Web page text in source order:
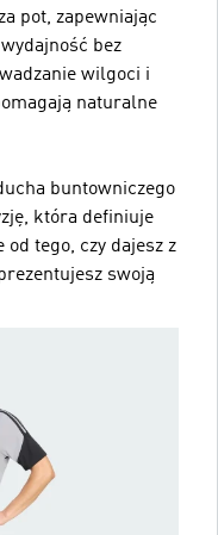
pot, zapewniając
bez
wilgoci i
naturalne
buntowniczego
która definiuje
tego, czy dajesz z
swoją